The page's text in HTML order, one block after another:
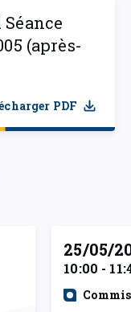
(après-
PDF
25/05/
10:00 -